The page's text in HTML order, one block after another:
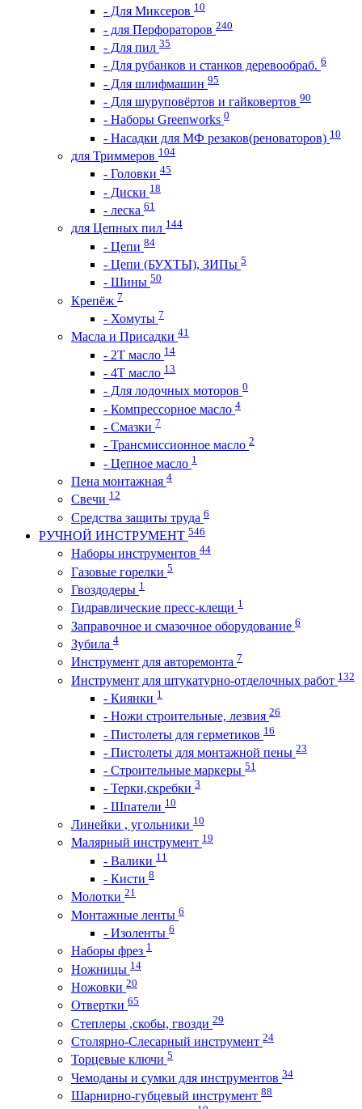
- Для Миксеров 10
- для Перфораторов 240
- Для пил 35
- Для рубанков и станков деревообраб. 6
- Для шлифмашин 95
- Для шуруповёртов и гайковертов 90
- Наборы Greenworks 0
- Насадки для МФ резаков(реноваторов) 10
для Триммеров 104
- Головки 45
- Диски 18
- леска 61
для Цепных пил 144
- Цепи 84
- Цепи (БУХТЫ), ЗИПы 5
- Шины 50
Крепёж 7
- Хомуты 7
Масла и Присадки 41
- 2Т масло 14
- 4Т масло 13
- Для лодочных моторов 0
- Компрессорное масло 4
- Смазки 7
- Трансмиссионное масло 2
- Цепное масло 1
Пена монтажная 4
Свечи 12
Средства защиты труда 6
РУЧНОЙ ИНСТРУМЕНТ 546
Наборы инструментов 44
Газовые горелки 5
Гвоздодеры 1
Гидравлические пресс-клещи 1
Заправочное и смазочное оборудование 6
Зубила 4
Инструмент для авторемонта 7
Инструмент для штукатурно-отделочных работ 132
- Киянки 1
- Ножи строительные, лезвия 26
- Пистолеты для герметиков 16
- Пистолеты для монтажной пены 23
- Строительные маркеры 51
- Терки,скребки 3
- Шпатели 10
Линейки , угольники 10
Малярный инструмент 19
- Валики 11
- Кисти 8
Молотки 21
Монтажные ленты 6
- Изоленты 6
Наборы фрез 1
Ножницы 14
Ножовки 20
Отвертки 65
Степлеры ,скобы, гвозди 29
Столярно-Слесарный инструмент 24
Торцевые ключи 5
Чемоданы и сумки для инструментов 34
Шарнирно-губцевый инструмент 88